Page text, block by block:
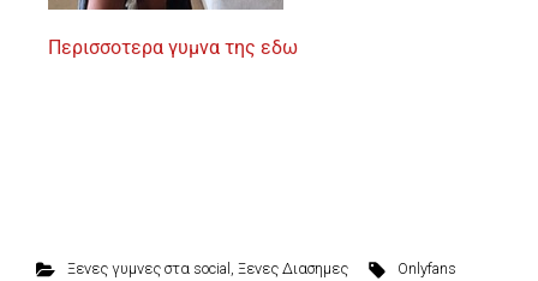
Περισσοτερα γυμνα της εδω
Ξενες γυμνες στα social , Ξενες Διασημες Onlyfans